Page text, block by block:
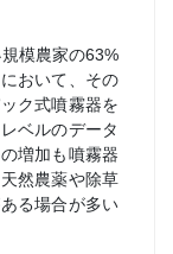
模農家の63%
おいて、その
ク式噴霧器を
ベルのデータ
増加も噴霧器
然農薬や除草
る場合が多い